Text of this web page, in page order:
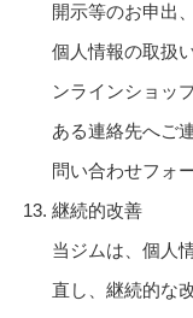
開示等のお申出
個人情報の取扱
ンラインショッ
ある連絡先へご
問い合わせフォ
継続的改善
当ジムは、個人
直し、継続的な